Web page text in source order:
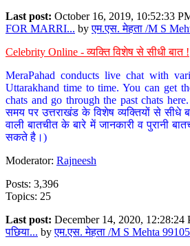
Last post: October 16, 2019, 10:52:33
FOR MARRI... byएम.एस. मेहता /M S
Celebrity Online - व्यक्ति विशेष से सीधी बात !
MeraPahad conducts live chat with
Uttarakhand time to time. You can get
chats and go through the past chats
समय पर उत्तराखंड के विशेष व्यक्तियों से सीधे
वाली बातचीत के बारे में जानकारी व पुरानी
सकते है।)
Moderator: Rajneesh
Posts: 3,396
Topics: 25
Last post: December 14, 2020, 12:28:24
पछिया... byएम.एस. मेहता /M S Mehta